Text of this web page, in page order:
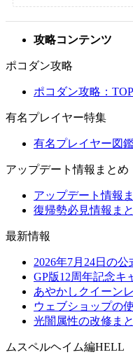
攻略コンテンツ
ポコダン攻略
ポコダン攻略：
有名プレイヤー特集
有名プレイヤー図
アップデート情報まとめ
アップデート情報
復帰勢必見情報ま
最新情報
2026年7月24日の
GP版12周年記念キ
あやかしクイーン
ウェブショップの
光闇属性の改修ま
ムスペルヘイム編HELL